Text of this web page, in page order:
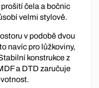
čela a bočnic
velmi stylově.
v podobě dvou
navíc pro lůžkoviny,
konstrukce z
a DTD zaručuje